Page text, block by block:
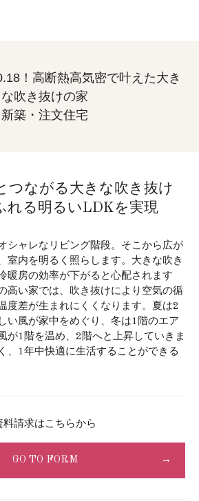
！高断熱高気密で叶えた大き
な吹き抜けの家
新築・注文住宅
つながる大きな吹き抜け
れる明るいLDKを実現
シャレなリビング階段。そこから広が
室内を明るく照らします。大きな吹き
暖房の効率が下がると心配されます
高い家では、吹き抜けにより空気の循
度差が生まれにくくなります。夏は2
い風が家中をめぐり、冬は1階のエア
が1階を温め、2階へと上昇していきま
、1年中快適に生活することができる
料請求はこちらから
GO TO FORM →